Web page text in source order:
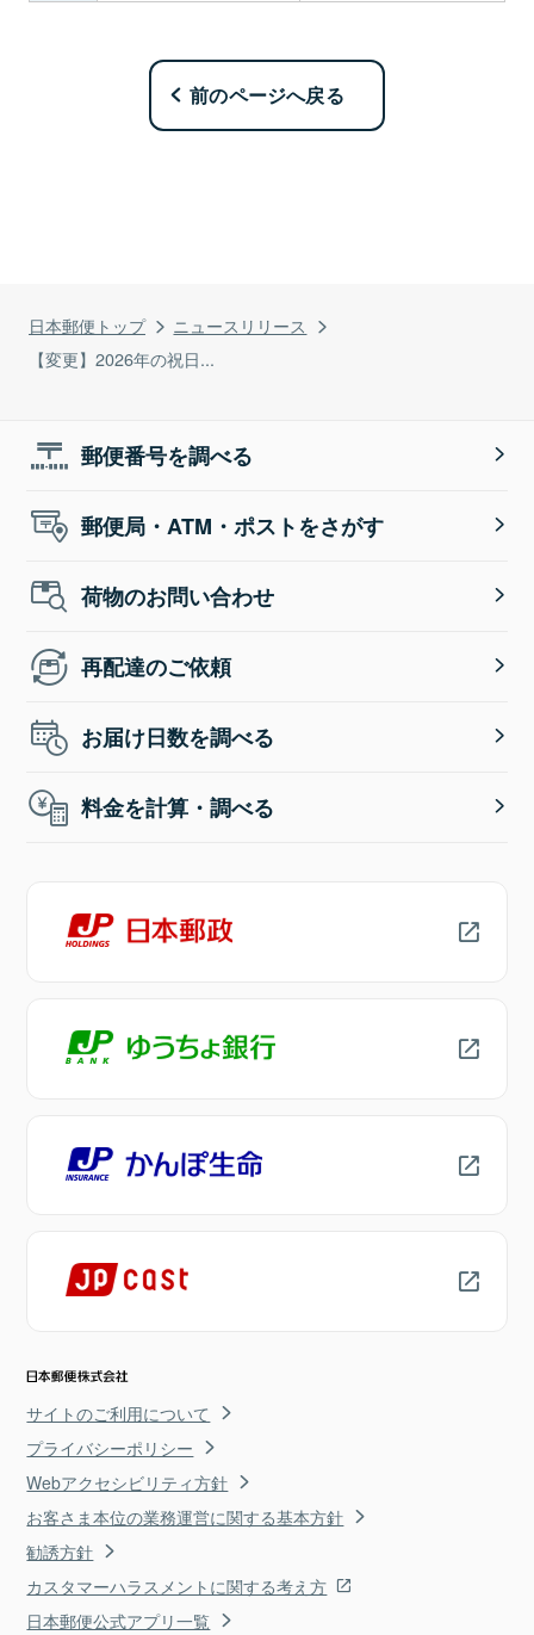
日本郵便トップ
ニュースリリース
【変更】2026年の祝日...
前のページへ戻る
郵便番号を調べる
郵便局・ATM・ポストをさがす
荷物のお問い合わせ
再配達のご依頼
お届け日数を調べる
料金を計算・調べる
サイトのご利用について
プライバシーポリシー
Webアクセシビリティ方針
お客さま本位の業務運営に関する基本方針
勧誘方針
カスタマーハラスメントに関する考え方
日本郵便公式アプリ一覧